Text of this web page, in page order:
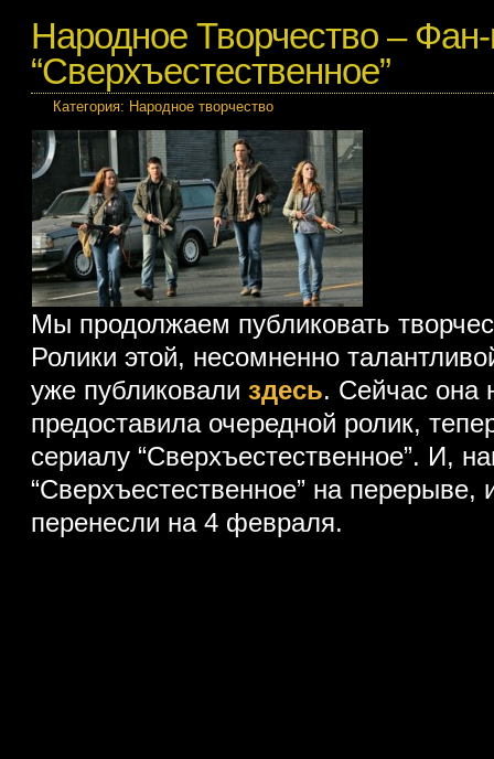
Народное Творчество –
“Сверхъестественное”
Категория: Народное творчество
Мы продолжаем публиковать
Ролики этой, несомненно
уже публиковали здесь. Сейчас она
предоставила очередной ролик,
сериалу “Сверхъестественное”. И,
“Сверхъестественное” на перерыве,
перенесли на 4 февраля.